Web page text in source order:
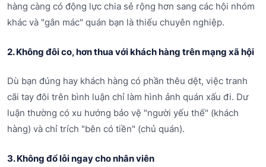
hàng càng có động lực chia sẻ rộng hơn sang các hội nhóm
khác và "gắn mác" quán bạn là thiếu chuyên nghiệp.
2. Không đôi co, hơn thua với khách hàng trên mạng xã hội
Dù bạn đúng hay khách hàng có phần thêu dệt, việc tranh
cãi tay đôi trên bình luận chỉ làm hình ảnh quán xấu đi. Dư
luận thường có xu hướng bảo vệ "người yếu thế" (khách
hàng) và chỉ trích "bên có tiền" (chủ quán).
3. Không đổ lỗi ngay cho nhân viên